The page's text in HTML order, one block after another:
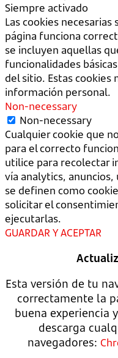
Siempre activado
Las cookies necesarias
página funciona
se incluyen aquellas
funcionalidades
del sitio. Estas cookies
información personal.
Non-necessary
Non-necessary
Cualquier cookie que
para el correcto
utilice para recolectar
vía analytics,
se definen como
solicitar el
ejecutarlas.
GUARDAR Y ACEPTAR
Esta versión de tu
correctamente la
buena experiencia
descarga
navegadores: